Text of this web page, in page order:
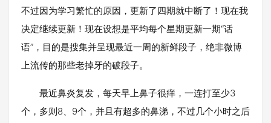
不过因为学习繁忙的原因，更新了四期就中断了！现在我
决定继续更新！现在设想是平均每个星期更新一期“话
语”，目的是搜集并呈现最近一周的新鲜段子，绝非微博
上流传的那些老掉牙的破段子。
最近鼻炎复发，每天早上鼻子很痒，一连打至少3
个，多则8、9个，并且有超多的鼻涕，不过几个小时之后